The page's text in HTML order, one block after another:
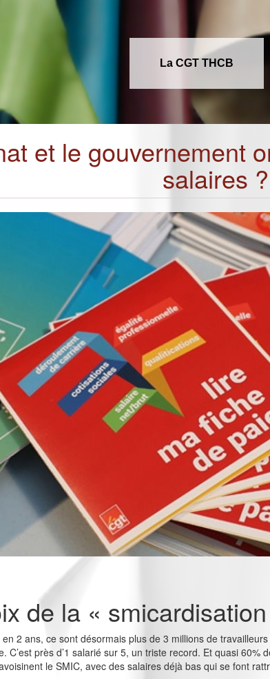
La CGT THCB
et le gouvernement
salaires ?
de la «
2 ans, ce sont désormais plus de 3 millions de
C’est près d’1 salarié sur 5, un triste record. Et quasi 60%
le SMIC, avec des salaires déjà bas qui se font